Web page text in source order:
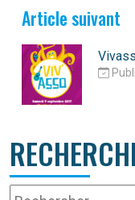
Article suivant